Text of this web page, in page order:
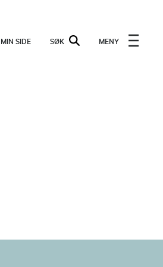
MIN SIDE SØK MENY